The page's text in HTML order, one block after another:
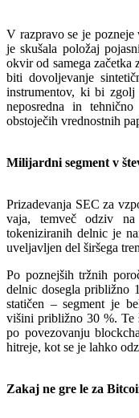
V razpravo se je
je skušala položaj
okvir od samega začetka
biti dovoljevanje
instrumentov, ki bi zgolj
neposredna in
obstoječih vrednostnih
Milijardni segment v
Prizadevanja SEC za
vaja, temveč odziv na
tokeniziranih delnic je
uveljavljen del širšega
Po poznejših tržnih
delnic dosegla približno
statičen – segment je
višini približno 30 %. Te
po povezovanju
hitreje, kot se je lahko
Zakaj ne gre le za